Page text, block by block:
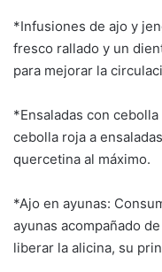
*Infusiones de ajo y
fresco rallado y un
para mejorar la
*Ensaladas con
cebolla roja a
quercetina al máximo.
*Ajo en ayunas:
ayunas acompañado
liberar la alicina, su